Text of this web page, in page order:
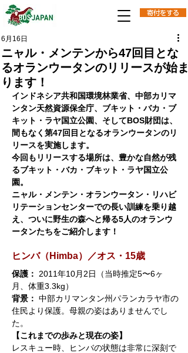
寄付をする
ニャル・メンテンから47回目とな
るオランウータンのリリースが始ま
ります！
6月16日
インドネシア共和国環境林業省、中部カリマ
ンタン天然資源保全庁、ブキット・バカ・ブ
キット・ラヤ国立公園、そしてBOS財団は、
間もなく第47回目となるオランウータンのリ
リースを実施します。
今回もリリースする場所は、豊かな自然が残
るブキット・バカ・ブキット・ラヤ国立公
園。
ニャル・メンテン・オランウータン・リハビ
リテーションセンターでの長い訓練を乗り越
え、ついに野生の森へと帰る5人のオランウ
ータンたちをご紹介します！
ヒンバ（Himba）／オス・15歳
保護：
2011年10月2日（当時推定5〜6ヶ
月、体重3.3kg）
背景： 中部カリマンタン州パランカラヤ市の
住民より保護。母親の姿はありませんでし
た。
【これまでの歩みと現在の姿】
レスキュー時、ヒンバの状態は非常に深刻で